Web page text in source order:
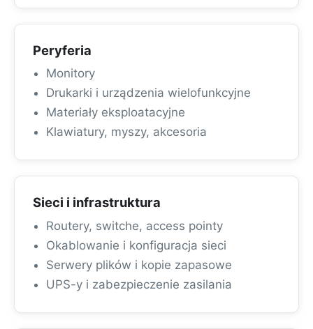
Peryferia
Monitory
Drukarki i urządzenia wielofunkcyjne
Materiały eksploatacyjne
Klawiatury, myszy, akcesoria
Sieci i infrastruktura
Routery, switche, access pointy
Okablowanie i konfiguracja sieci
Serwery plików i kopie zapasowe
UPS-y i zabezpieczenie zasilania